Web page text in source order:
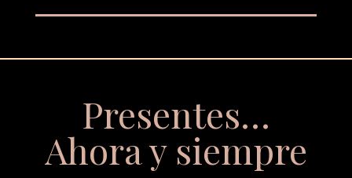
Presentes…
Ahora y siempre